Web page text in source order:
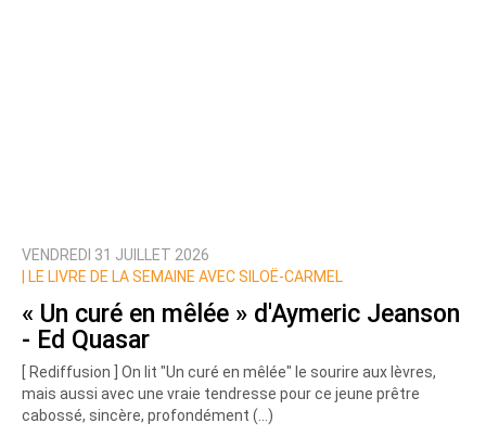
VENDREDI 31 JUILLET 2026
LE LIVRE DE LA SEMAINE AVEC SILOË-CARMEL
« Un curé en mêlée » d'Aymeric Jeanson
- Ed Quasar
[ Rediffusion ] On lit "Un curé en mêlée" le sourire aux lèvres,
mais aussi avec une vraie tendresse pour ce jeune prêtre
cabossé, sincère, profondément (…)